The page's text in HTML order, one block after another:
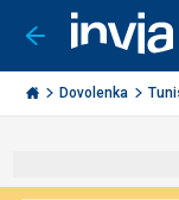
Ísť
späť
Invia.sk
Dovolenka